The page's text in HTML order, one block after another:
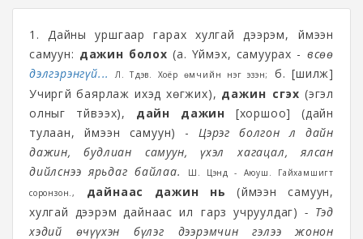
1. Дайны уршгаар гарах хулгай дээрэм, үймээн
самуун: дажин болох (а. Үймэх, самуурах - Өвсөө
дэлгэрэнгүй...
Л. Түдэв. Хоёр өмчийн нэг эзэн;
б. [шилж]
Учиргүй баярлаж ихэд хөгжих), дажин үүсгэх (эгэл
олныг түйвээх), дайн дажин [хоршоо] (дайн
тулаан, үймээн самуун) -Цэрэг болгон л дайн
дажин, будлиан самуун, үхэл хагацал, ялсан
дийлснээ ярьдаг байлаа.
Ш. Цэнд - Аюуш. Гайхамшигт
соронзон.,
дайнаас дажин нь (үймээн самуун,
хулгай дээрэм дайнаас илүү гарз учруулдаг) - Тэд
хэдий өчүүхэн бүлэг дээрэмчин гэлээ жонон